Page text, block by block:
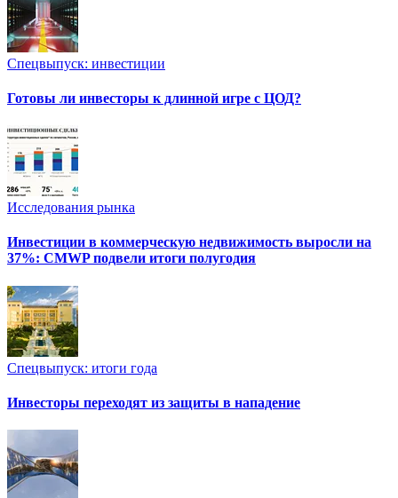
Спецвыпуск: инвестиции
Готовы ли инвесторы к длинной игре с ЦОД?
Исследования рынка
Инвестиции в коммерческую недвижимость выросли на
37%: CMWP подвели итоги полугодия
Спецвыпуск: итоги года
Инвесторы переходят из защиты в нападение